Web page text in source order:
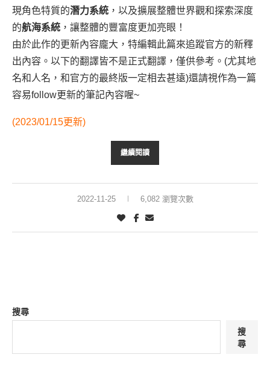
現角色特質的潛力系統 ，以及擴展整體世界觀和探索深度
的航海系統 ，讓整體的豐富度更加亮眼！
由於此作的更新內容龐大，特編輯此篇來追蹤官方的新釋
出內容。以下的翻譯皆不是正式翻譯，僅供參考。(尤其地
名和人名，和官方的最終版一定相去甚遠)還請視作為一篇
容易follow更新的筆記內容喔~
(2023/01/15更新)
繼續閱讀
2022-11-25 6,082 瀏覽次數
搜尋
搜
尋